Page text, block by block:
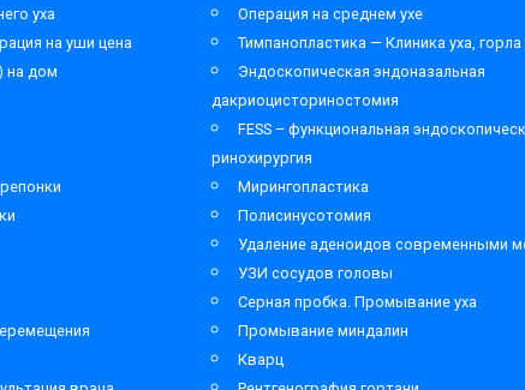
уха
Операция на среднем ухе
на уши цена
Тимпанопластика — Клиника уха, горла
на дом
Эндоскопическая эндоназальная
дакриоцисториностомия
FESS – функциональная
ринохирургия
Мирингопластика
Полисинусотомия
Удаление аденоидов современными
УЗИ сосудов головы
Серная пробка. Промывание уха
Промывание миндалин
Кварц